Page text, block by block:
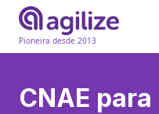
Pioneira desde 2013
CNAE para